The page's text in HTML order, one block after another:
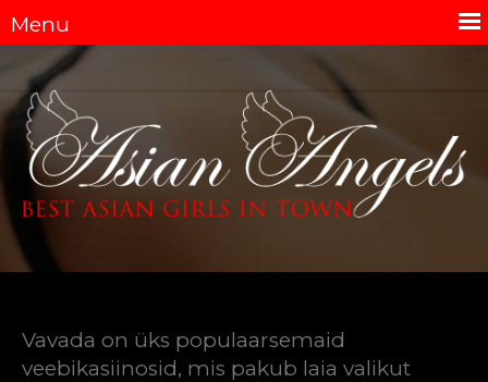
Vavada on üks populaarsemaid
veebikasiinosid, mis pakub laia valikut